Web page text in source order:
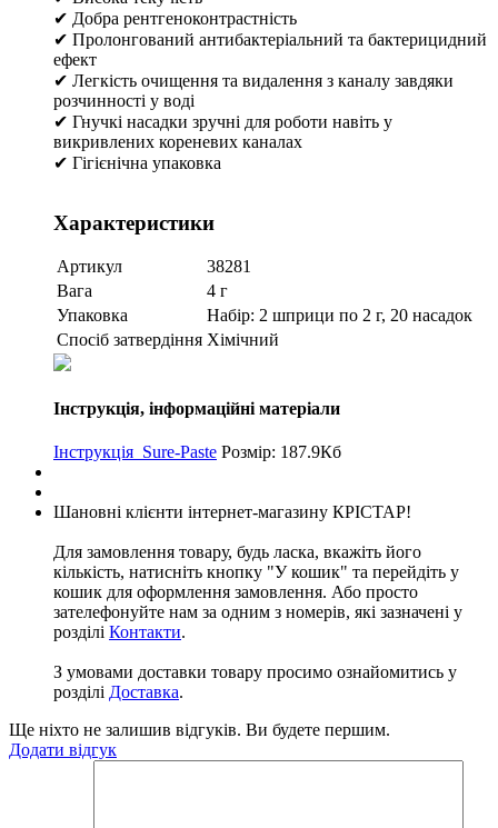
✔ Добра рентгеноконтрастність
✔ Пролонгований антибактеріальний та бактерицидний
ефект
✔ Легкість очищення та видалення з каналу завдяки
розчинності у воді
✔ Гнучкі насадки зручні для роботи навіть у
викривлених кореневих каналах
✔ Гігієнічна упаковка
Характеристики
Артикул
38281
Вага
4 г
Упаковка
Набір: 2 шприци по 2 г, 20 насадок
Спосіб затвердіння Хімічний
Інструкція, інформаційні матеріали
Інструкція_Sure-Paste Розмір: 187.9Кб
Шановні клієнти інтернет-магазину КРІСТАР!
Для замовлення товару, будь ласка, вкажіть його
кількість, натисніть кнопку "У кошик" та перейдіть у
кошик для оформлення замовлення. Або просто
зателефонуйте нам за одним з номерів, які зазначені у
розділі Контакти.
З умовами доставки товару просимо ознайомитись у
розділі Доставка.
Ще ніхто не залишив відгуків. Ви будете першим.
Додати відгук